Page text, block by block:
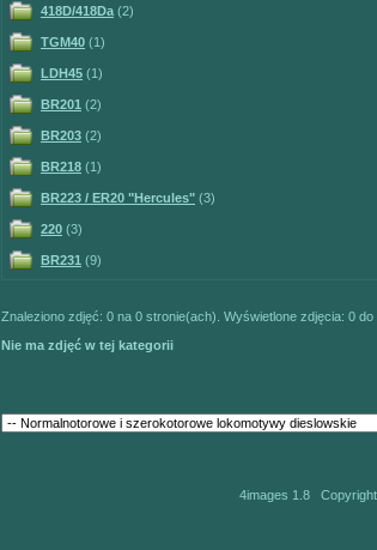
418D/418Da (2)
TGM40 (1)
LDH45 (1)
BR201 (2)
BR203 (2)
BR218 (1)
BR223 / ER20 "Hercules" (3)
220 (3)
BR231 (9)
Znaleziono zdjęć: 0 na 0 stronie(ach). Wyświetlone zdjęcia: 0 do
Nie ma zdjęć w tej kategorii
4images 1.8